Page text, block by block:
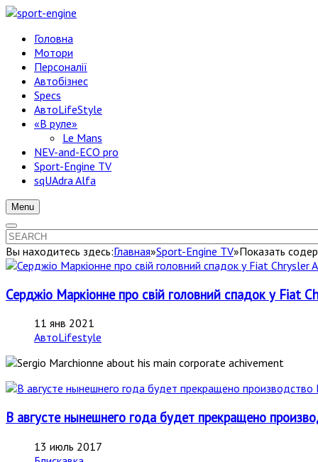
Головна
Мотори
Персоналії
Автобізнес
Specs
АвтоLifeStyle
«В руле»
Le Mans
NEV-and-ECO pro
Sport-Engine TV
sqUAdra Alfa
Menu
Вы находитесь здесь:Главная»Sport-Engine TV»Показать
Серджіо Маркіонне про свій головний спадок у Fiat
11 янв 2021
АвтоLifestyle
В августе нынешнего года будет прекращено
13 июль 2017